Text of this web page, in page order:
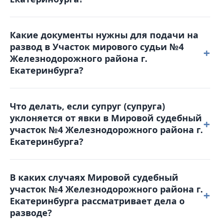
Online-Sud.ru.
апелляционную жалобу в Железнодорожный
районный суд в течение месяца с момента
вынесения решения. Жалоба подается в Мировой
судебный участок №4 Железнодорожного района г.
Екатеринбурга, который и рассматривал дело.
Какие документы нужны для подачи на
развод в Участок мирового судьи №4
Железнодорожного района г.
Екатеринбурга?
+
свидетельство о браке, квитанция об оплате
госпошлины, свидетельства о рождении детей
(если они есть), а также соглашение о детях (при
наличии несовершеннолетних детей).
Что делать, если супруг (супруга)
уклоняется от явки в Мировой судебный
участок №4 Железнодорожного района г.
Екатеринбурга?
+
отсутствие уклоняющейся стороны. Однако
рекомендуется заранее уведомить суд о причинах
неявки и предоставить соответствующие
В каких случаях Мировой судебный
участок №4 Железнодорожного района г.
Екатеринбурга рассматривает дела о
разводе?
+